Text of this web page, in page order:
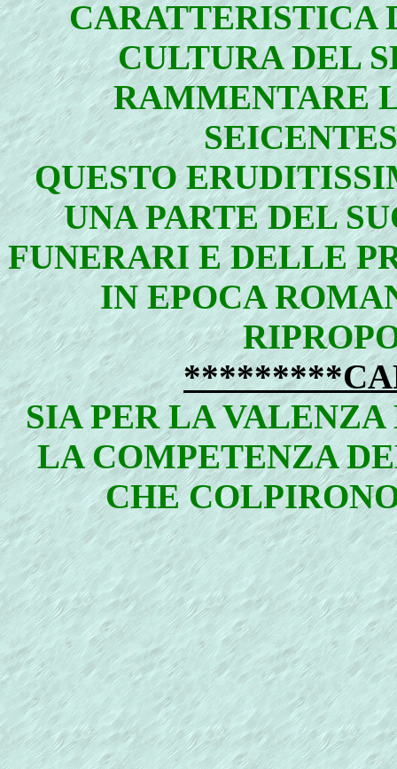
CARATTERISTICA
CULTURA DEL
RAMMENTARE
QUESTO
UNA PARTE DEL
FUNERARI E DELLE
IN EPOCA
SIA PER LA
LA COMPETENZA
CHE